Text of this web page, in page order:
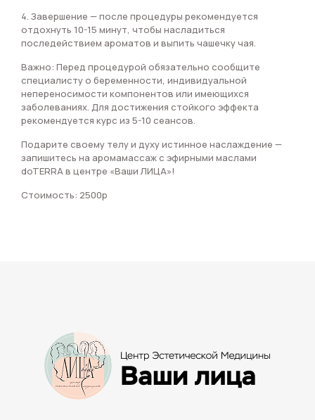
4. Завершение — после процедуры рекомендуется
отдохнуть 10-15 минут, чтобы насладиться
последействием ароматов и выпить чашечку чая.
Важно: Перед процедурой обязательно сообщите
специалисту о беременности, индивидуальной
непереносимости компонентов или имеющихся
заболеваниях. Для достижения стойкого эффекта
рекомендуется курс из 5-10 сеансов.
Подарите своему телу и духу истинное наслаждение —
запишитесь на аромамассаж с эфирными маслами
doTERRA в центре «Ваши ЛИЦА»!
Стоимость: 2500р